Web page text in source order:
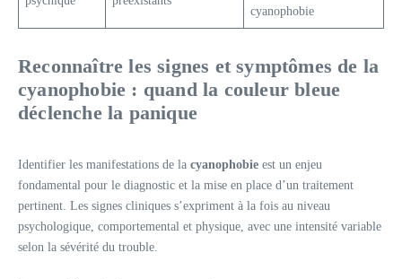
cyanophobie
Reconnaître les signes et symptômes de la
cyanophobie : quand la couleur bleue
déclenche la panique
Identifier les manifestations de la cyanophobie est un enjeu
fondamental pour le diagnostic et la mise en place d’un traitement
pertinent. Les signes cliniques s’expriment à la fois au niveau
psychologique, comportemental et physique, avec une intensité variable
selon la sévérité du trouble.